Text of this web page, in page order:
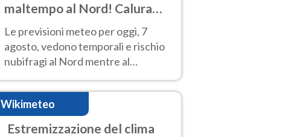
maltempo al Nord! Calura
fino a Ferragosto
Le previsioni meteo per oggi, 7
agosto, vedono temporali e rischio
nubifragi al Nord mentre al
Centro-Sud sole e caldo sempre
molto intenso.
Wikimeteo
Estremizzazione del clima